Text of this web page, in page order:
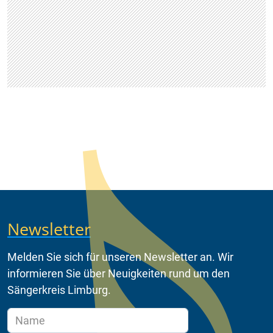
Newsletter
Melden Sie sich für unseren Newsletter an. Wir
informieren Sie über Neuigkeiten rund um den
Sängerkreis Limburg.